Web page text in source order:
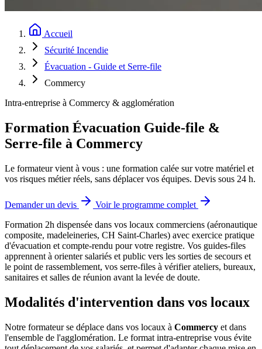
Accueil
Sécurité Incendie
Évacuation - Guide et Serre-file
Commercy
Intra-entreprise à Commercy & agglomération
Formation Évacuation Guide-file &
Serre-file à Commercy
Le formateur vient à vous : une formation calée sur votre matériel et
vos risques métier réels, sans déplacer vos équipes. Devis sous 24 h.
Demander un devis
Voir le programme complet
Formation 2h dispensée dans vos locaux commerciens (aéronautique
composite, madeleineries, CH Saint-Charles) avec exercice pratique
d'évacuation et compte-rendu pour votre registre. Vos guides-files
apprennent à orienter salariés et public vers les sorties de secours et
le point de rassemblement, vos serre-files à vérifier ateliers, bureaux,
sanitaires et salles de réunion avant la levée de doute.
Modalités d'intervention dans vos locaux
Notre formateur se déplace dans vos locaux à Commercy et dans
l'ensemble de l'agglomération. Le format intra-entreprise vous évite